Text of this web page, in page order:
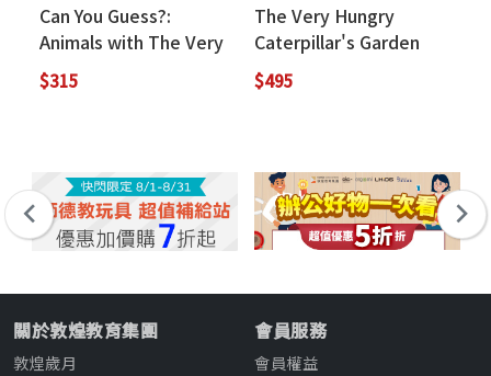
Can You Guess?:
Animals with The Very
Hungry Caterpillar
$315
The Very Hungry
Caterpillar's Garden
Picnic (氣味硬頁書)
$495
關於敦煌教育集團
敦煌歲月
會員服務
會員權益